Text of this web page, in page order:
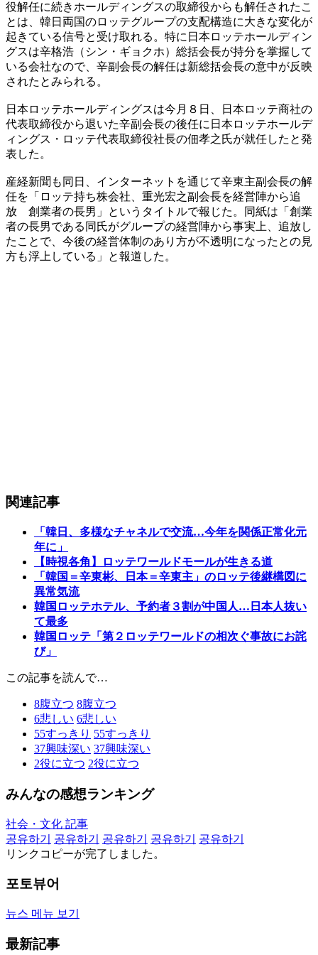
役解任に続きホールディングスの取締役からも解任されたこ
とは、韓日両国のロッテグループの支配構造に大きな変化が
起きている信号と受け取れる。特に日本ロッテホールディン
グスは辛格浩（シン・ギョクホ）総括会長が持分を掌握して
いる会社なので、辛副会長の解任は新総括会長の意中が反映
されたとみられる。
日本ロッテホールディングスは今月８日、日本ロッテ商社の
代表取締役から退いた辛副会長の後任に日本ロッテホールデ
ィングス・ロッテ代表取締役社長の佃孝之氏が就任したと発
表した。
産経新聞も同日、インターネットを通じて辛東主副会長の解
任を「ロッテ持ち株会社、重光宏之副会長を経営陣から追
放 創業者の長男」というタイトルで報じた。同紙は「創業
者の長男である同氏がグループの経営陣から事実上、追放し
たことで、今後の経営体制のあり方が不透明になったとの見
方も浮上している」と報道した。
関連記事
「韓日、多様なチャネルで交流…今年を関係正常化元
年に」
【時視各角】ロッテワールドモールが生きる道
「韓国＝辛東彬、日本＝辛東主」のロッテ後継構図に
異常気流
韓国ロッテホテル、予約者３割が中国人…日本人抜い
て最多
韓国ロッテ「第２ロッテワールドの相次ぐ事故にお詫
び」
この記事を読んで…
8腹立つ 8腹立つ
6悲しい 6悲しい
55すっきり 55すっきり
37興味深い 37興味深い
2役に立つ 2役に立つ
みんなの感想ランキング
社会・文化 記事
공유하기
공유하기 공유하기 공유하기
공유하기
リンクコピーが完了しました。
포토뷰어
뉴스 메뉴 보기
最新記事